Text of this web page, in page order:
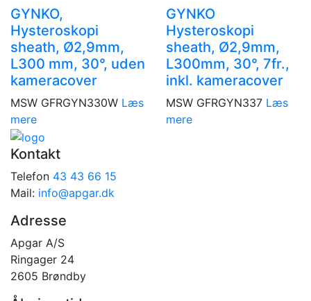
GYNKO,
Hysteroskopi
sheath, Ø2,9mm,
L300 mm, 30°, uden
kameracover
MSW GFRGYN330W Læs
mere
GYNKO
Hysteroskopi
sheath, Ø2,9mm,
L300mm, 30°, 7fr.,
inkl. kameracover
MSW GFRGYN337 Læs
mere
Kontakt
Telefon 43 43 66 15
Mail: info@apgar.dk
Adresse
Apgar A/S
Ringager 24
2605 Brøndby